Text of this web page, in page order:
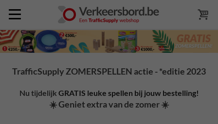
TrafficSupply ZOMERSPELLEN actie - *editie 2023
Nu tijdelijk GRATIS leuke spellen bij jouw bestelling!
☀️ Geniet extra van de zomer ☀️